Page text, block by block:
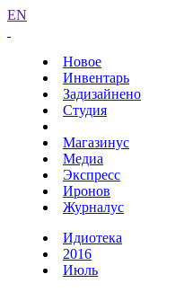
EN
Новое
Инвентарь
Задизайнено
Студия
Магазинус
Медиа
Экспресс
Иронов
Журналус
Идиотека
2016
Июль